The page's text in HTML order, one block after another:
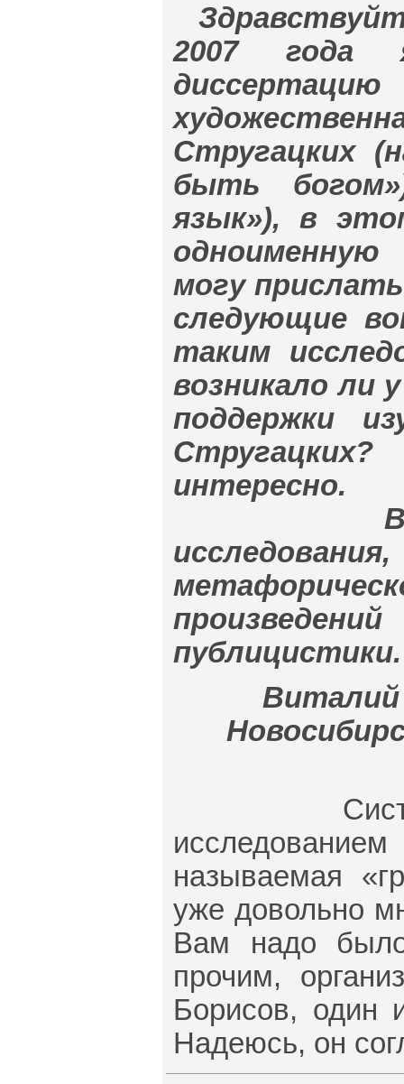
2007 года
Стругацких
быть
язык»), в
могу
следующие
таким
возникало ли
поддержки
интересно.
В моих
Виталий
называемая
уже довольно
Вам надо
прочим,
Борисов, один
Надеюсь, он